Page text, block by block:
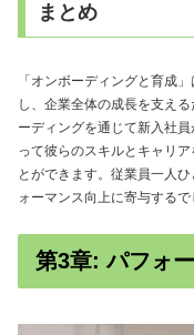
まとめ
「オンボーディングと育成
し、企業全体の成長を支え
ーディングを通じて新入社
って彼らのスキルとキャリ
とができます。従業員一人
ォーマンス向上に寄与するで
第3章: パフォ